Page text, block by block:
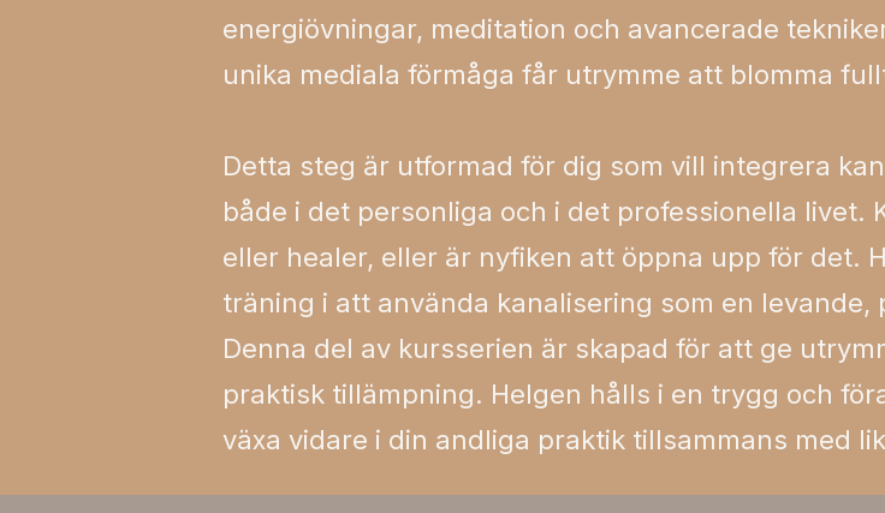
energiövningar, meditation och avancerade
unika mediala förmåga får utrymme att blomma
Detta steg är utformad för dig som vill integrera
både i det personliga och i det professionella livet.
eller healer, eller är nyfiken att öppna upp för det.
träning i att använda kanalisering som en
Denna del av kursserien är skapad för att ge
praktisk tillämpning. Helgen hålls i en trygg och
växa vidare i din andliga praktik tillsammans med